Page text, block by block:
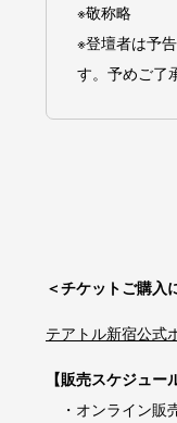
※敬称略
※登壇者は予
す。予めご了
＜チケットご購入
テアトル新宿公式
【販売スケジュー
・オンライン